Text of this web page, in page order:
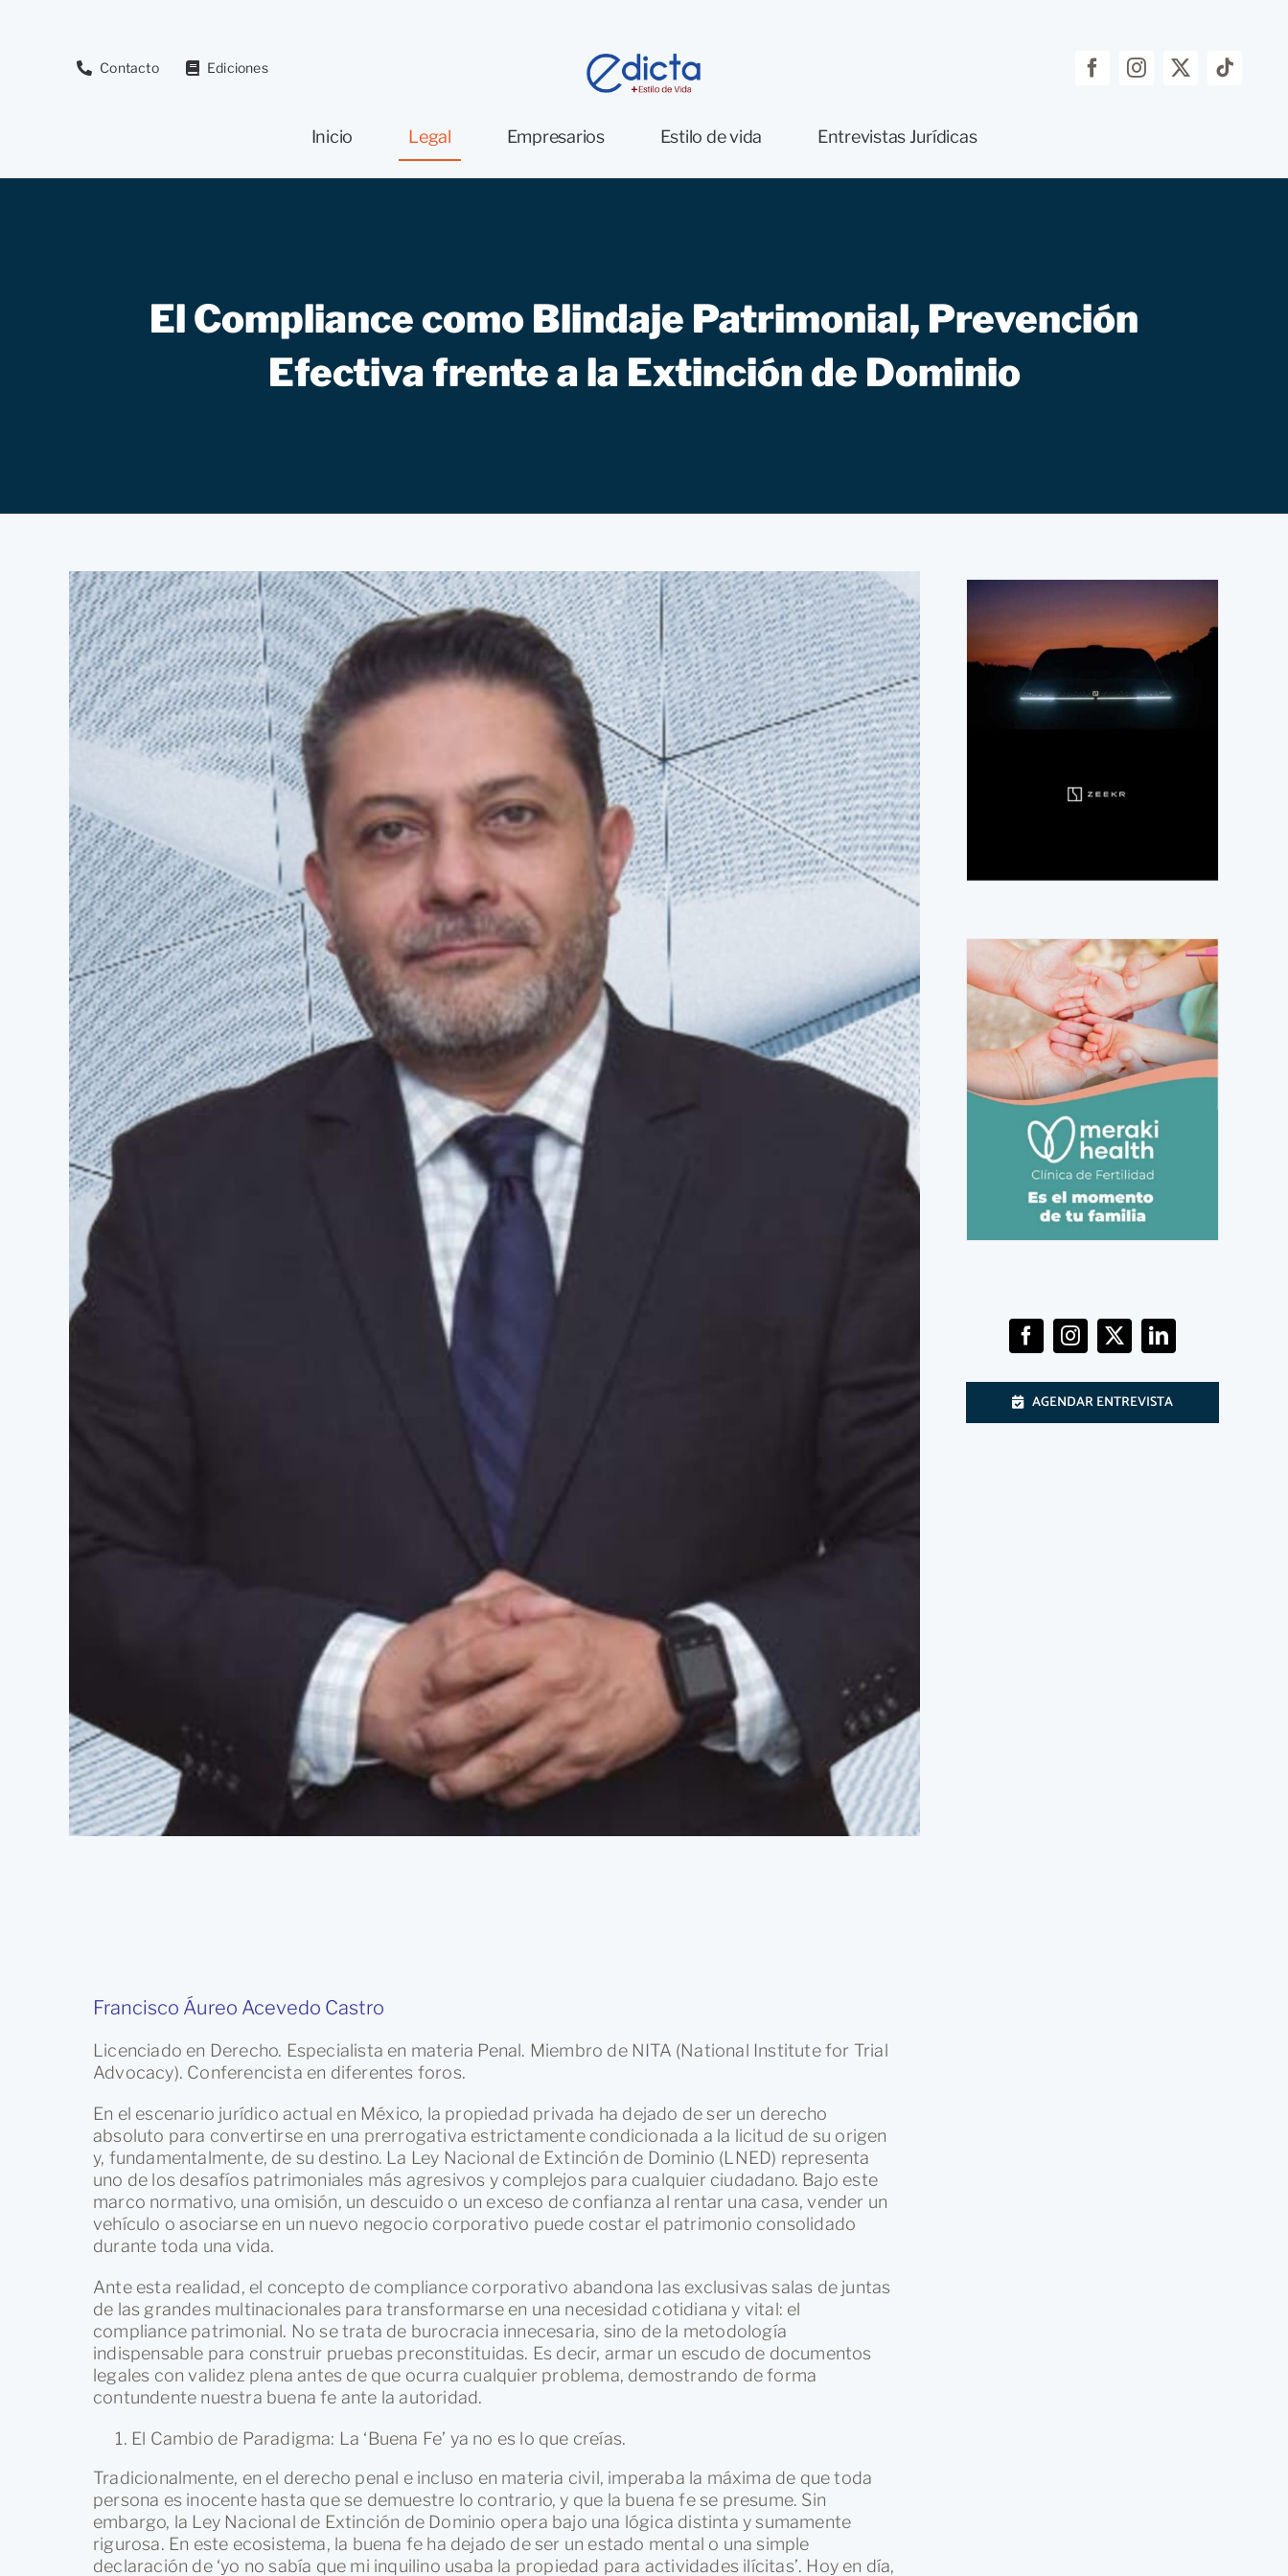
Contacto Ediciones
Inicio Legal Empresarios Estilo de vida Entrevistas Jurídicas
El Compliance como Blindaje Patrimonial, Prevención
Efectiva frente a la Extinción de Dominio
Francisco Áureo Acevedo Castro
Licenciado en Derecho. Especialista en materia Penal. Miembro de NITA (National Institute for Trial
Advocacy). Conferencista en diferentes foros.
En el escenario jurídico actual en México, la propiedad privada ha dejado de ser un derecho
absoluto para convertirse en una prerrogativa estrictamente condicionada a la licitud de su origen
y, fundamentalmente, de su destino. La Ley Nacional de Extinción de Dominio (LNED) representa
uno de los desafíos patrimoniales más agresivos y complejos para cualquier ciudadano. Bajo este
marco normativo, una omisión, un descuido o un exceso de confianza al rentar una casa, vender un
vehículo o asociarse en un nuevo negocio corporativo puede costar el patrimonio consolidado
durante toda una vida.
Ante esta realidad, el concepto de compliance corporativo abandona las exclusivas salas de juntas
de las grandes multinacionales para transformarse en una necesidad cotidiana y vital: el
compliance patrimonial. No se trata de burocracia innecesaria, sino de la metodología
indispensable para construir pruebas preconstituidas. Es decir, armar un escudo de documentos
legales con validez plena antes de que ocurra cualquier problema, demostrando de forma
contundente nuestra buena fe ante la autoridad.
El Cambio de Paradigma: La ‘Buena Fe’ ya no es lo que creías.
Tradicionalmente, en el derecho penal e incluso en materia civil, imperaba la máxima de que toda
persona es inocente hasta que se demuestre lo contrario, y que la buena fe se presume. Sin
embargo, la Ley Nacional de Extinción de Dominio opera bajo una lógica distinta y sumamente
rigurosa. En este ecosistema, la buena fe ha dejado de ser un estado mental o una simple
declaración de ‘yo no sabía que mi inquilino usaba la propiedad para actividades ilícitas’. Hoy en día,
AGENDAR ENTREVISTA